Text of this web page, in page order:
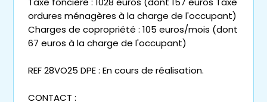
ordures ménagères à la charge de l'occupant)
Charges de copropriété : 105 euros/mois (dont
67 euros à la charge de l'occupant)
REF 28VO25 DPE : En cours de réalisation.
CONTACT :